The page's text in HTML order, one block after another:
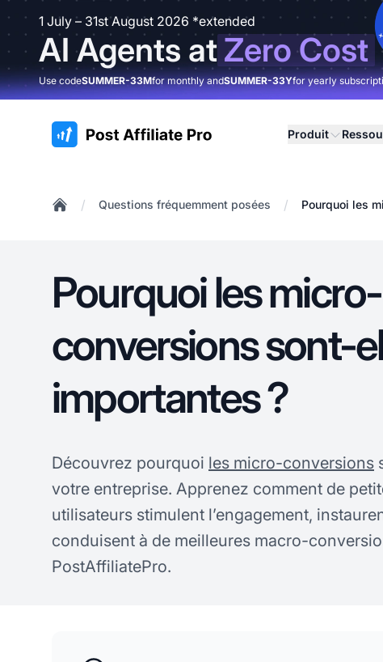
1 July – 31st August 2026 *extended
AI Agents atZero Cost
Use codeSUMMER-33Mfor monthly andSUMMER-33Yfor yearly
:site.title Produit
/ Questions fréquemment posées / Pourquoi les
Pourquoi les micro-
conversions sont-
importantes ?
Découvrez pourquoi les micro-conversions
votre entreprise. Apprenez comment de
utilisateurs stimulent l’engagement,
conduisent à de meilleures macro-
PostAffiliatePro.